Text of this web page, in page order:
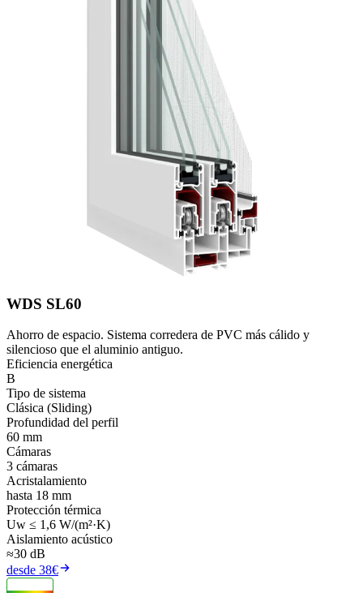
WDS SL60
Ahorro de espacio. Sistema corredera de PVC más cálido y
silencioso que el aluminio antiguo.
Eficiencia energética
B
Tipo de sistema
Clásica (Sliding)
Profundidad del perfil
60 mm
Cámaras
3 cámaras
Acristalamiento
hasta 18 mm
Protección térmica
Uw ≤ 1,6 W/(m²·K)
Aislamiento acústico
≈30 dB
desde 38€